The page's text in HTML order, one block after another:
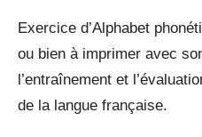
Exercice d’Alphabet
ou bien à imprimer avec
l’entraînement et
de la langue française.